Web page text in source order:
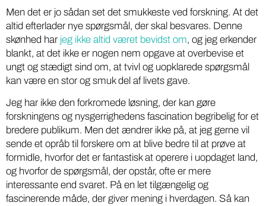
Men det er jo sådan set det smukkeste ved forskning. At det
altid efterlader nye spørgsmål, der skal besvares. Denne
skønhed har jeg ikke altid været bevidst om, og jeg erkender
blankt, at det ikke er nogen nem opgave at overbevise et
ungt og stædigt sind om, at tvivl og uopklarede spørgsmål
kan være en stor og smuk del af livets gave.
Jeg har ikke den forkromede løsning, der kan gøre
forskningens og nysgerrighedens fascination begribelig for et
bredere publikum. Men det ændrer ikke på, at jeg gerne vil
sende et opråb til forskere om at blive bedre til at prøve at
formidle, hvorfor det er fantastisk at operere i uopdaget land,
og hvorfor de spørgsmål, der opstår, ofte er mere
interessante end svaret. På en let tilgængelig og
fascinerende måde, der giver mening i hverdagen. Så kan